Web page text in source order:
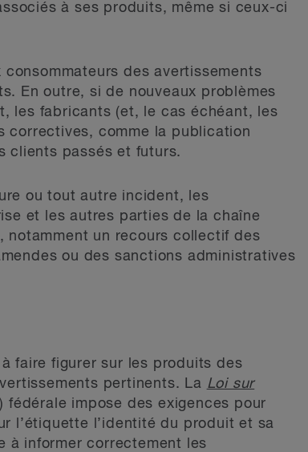
à ses produits, même si ceux-ci
des avertissements
En outre, si de nouveaux problèmes
les fabricants (et, le cas échéant, les
correctives, comme la publication
clients passés et futurs.
ou tout autre incident, les
et les autres parties de la chaîne
notamment un recours collectif des
ou des sanctions administratives
faire figurer sur les produits des
pertinents. La Loi sur
fédérale impose des exigences pour
l’étiquette l’identité du produit et sa
à informer correctement les